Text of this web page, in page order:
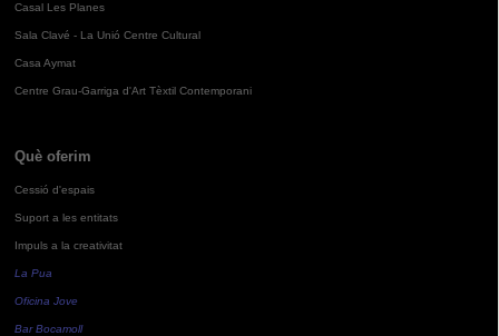
Casal Les Planes
Sala Clavé - La Unió Centre Cultural
Casa Aymat
Centre Grau-Garriga d'Art Tèxtil Contemporani
Què oferim
Cessió d'espais
Suport a les entitats
Impuls a la creativitat
La Pua
Oficina Jove
Bar Bocamoll